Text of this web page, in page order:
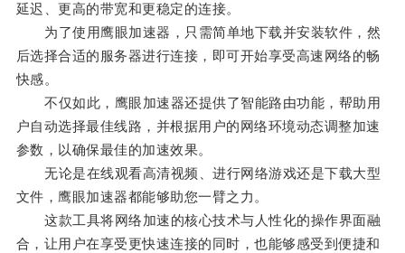
延迟、更高的带宽和更稳定的连接。
为了使用鹰眼加速器，只需简单地下载并安装软件，然
后选择合适的服务器进行连接，即可开始享受高速网络的畅
快感。
不仅如此，鹰眼加速器还提供了智能路由功能，帮助用
户自动选择最佳线路，并根据用户的网络环境动态调整加速
参数，以确保最佳的加速效果。
无论是在线观看高清视频、进行网络游戏还是下载大型
文件，鹰眼加速器都能够助您一臂之力。
这款工具将网络加速的核心技术与人性化的操作界面融
合，让用户在享受更快速连接的同时，也能够感受到便捷和